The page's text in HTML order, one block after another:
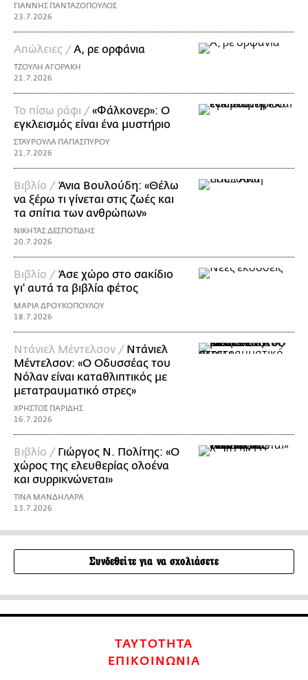
ΓΙΑΝΝΗΣ ΠΑΝΤΑΖΟΠΟΥΛΟΣ
23.7.2026
Απώλειες /Α, ρε ορφάνια
ΤΖΟΥΛΗ ΑΓΟΡΑΚΗ
21.7.2026
Το πίσω ράφι /«Φάλκονερ»: Ο
εγκλεισμός είναι ένα μυστήριο
ΣΤΑΥΡΟΥΛΑ ΠΑΠΑΣΠΥΡΟΥ
21.7.2026
Βιβλίο / Άνια Βουλούδη: «Θέλω
να ξέρω τι γίνεται στις ζωές και
τα σπίτια των ανθρώπων»
ΝΙΚΗΤΑΣ ΔΕΣΠΟΤΙΔΗΣ
20.7.2026
Βιβλίο / Άσε χώρο στο σακίδιο
γι' αυτά τα βιβλία φέτος
ΜΑΡΙΑ ΔΡΟΥΚΟΠΟΥΛΟΥ
18.7.2026
Ντάνιελ Μέντελσον / Ντάνιελ
Μέντελσον: «Ο Οδυσσέας του
Νόλαν είναι καταθλιπτικός με
μετατραυματικό στρες»
ΧΡΗΣΤΟΣ ΠΑΡΙΔΗΣ
16.7.2026
Βιβλίο / Γιώργος Ν. Πολίτης: «Ο
χώρος της ελευθερίας ολοένα
και συρρικνώνεται»
ΤΙΝΑ ΜΑΝΔΗΛΑΡΑ
13.7.2026
Συνδεθείτε για να σχολιάσετε
ΤΑΥΤΟΤΗΤΑ
ΕΠΙΚΟΙΝΩΝΙΑ